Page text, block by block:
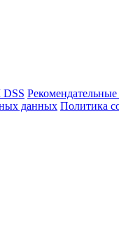
DSS
данных Политика